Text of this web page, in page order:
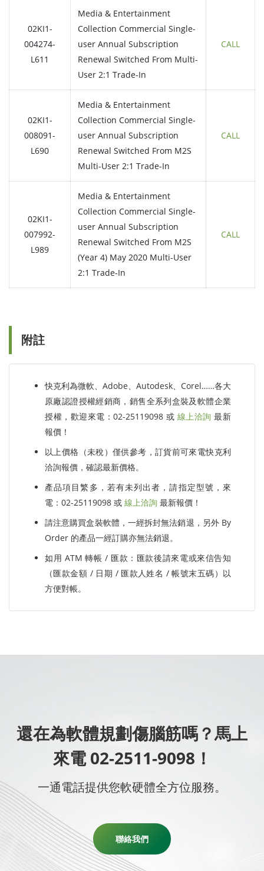
02KI1-
004274-
L611
Media & Entertainment
Collection Commercial Single-
user Annual Subscription
Renewal Switched From Multi-
User 2:1 Trade-In
CALL
02KI1-
008091-
L690
Media & Entertainment
Collection Commercial Single-
user Annual Subscription
Renewal Switched From M2S
Multi-User 2:1 Trade-In
CALL
02KI1-
007992-
L989
Media & Entertainment
Collection Commercial Single-
user Annual Subscription
Renewal Switched From M2S
(Year 4) May 2020 Multi-User
2:1 Trade-In
CALL
附註
快克利為微軟、Adobe、Autodesk、Corel……各大
原廠認證授權經銷商，銷售全系列盒裝及軟體企業
授權，歡迎來電：02-25119098 或 線上洽詢 最新
報價！
以上價格（未稅）僅供參考，訂貨前可來電快克利
洽詢報價，確認最新價格。
產品項目繁多，若有未列出者，請指定型號，來
電：02-25119098 或 線上洽詢 最新報價！
請注意購買盒裝軟體，一經拆封無法銷退，另外 By
Order 的產品一經訂購亦無法銷退。
如用 ATM 轉帳 / 匯款：匯款後請來電或來信告知
（匯款金額 / 日期 / 匯款人姓名 / 帳號末五碼）以
方便對帳。
還在為軟體規劃傷腦筋嗎？馬上
來電 02-2511-9098！
一通電話提供您軟硬體全方位服務。
聯絡我們